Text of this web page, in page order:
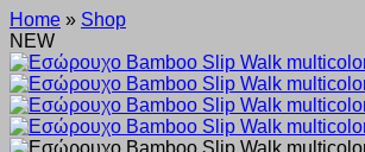
Home » Shop
NEW